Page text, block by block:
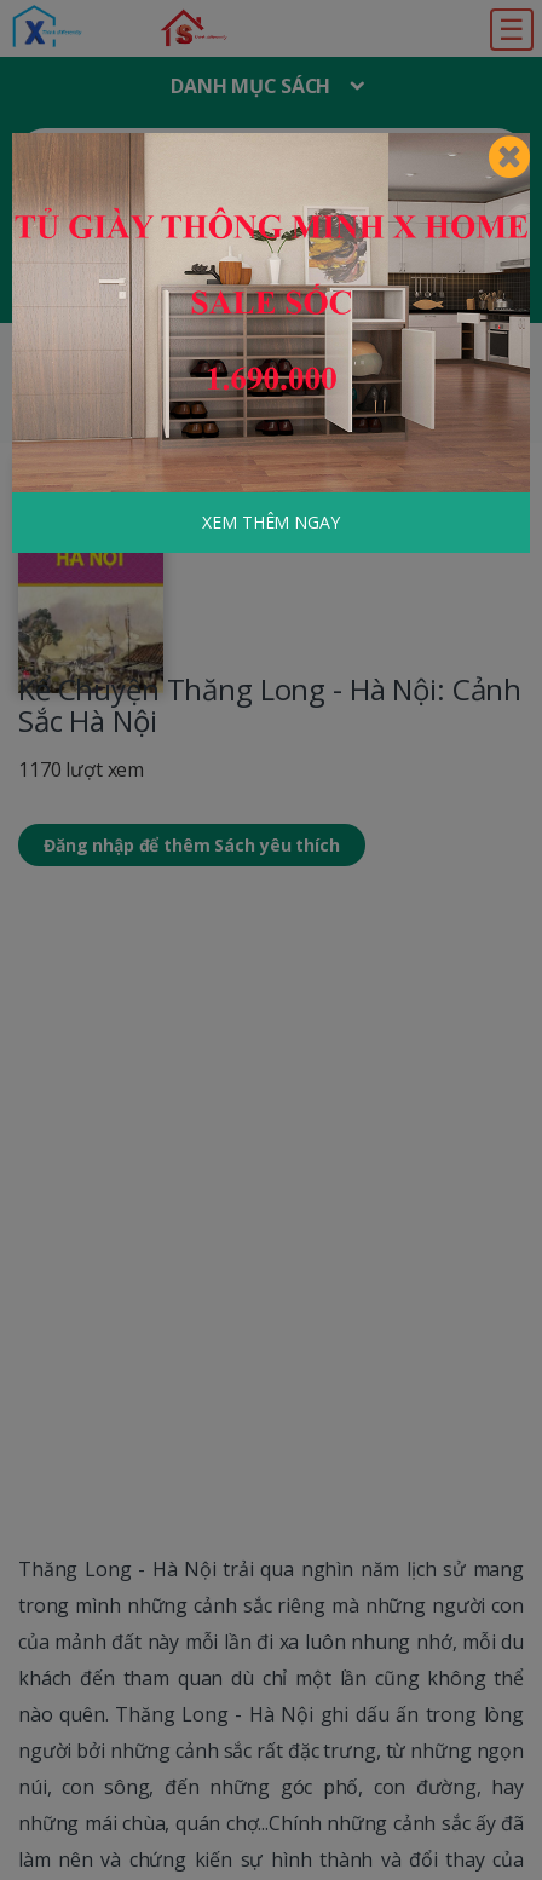
☰
DANH MỤC SÁCH
T
M
I
M
Đăng ký Đăng nhập
HOME Văn Hóa - Tôn Giáo
Kể Chuyện
Thăng Long - Hà Nội: Cảnh Sắc Hà Nội
Kể Chuyện Thăng Long - Hà Nội: Cảnh
Sắc Hà Nội
1170 lượt xem
Đăng nhập để thêm Sách yêu thích
Thăng Long - Hà Nội trải qua nghìn năm lịch sử mang
trong mình những cảnh sắc riêng mà những người con
của mảnh đất này mỗi lần đi xa luôn nhung nhớ, mỗi du
khách đến tham quan dù chỉ một lần cũng không thể
nào quên. Thăng Long - Hà Nội ghi dấu ấn trong lòng
người bởi những cảnh sắc rất đặc trưng, từ những ngọn
núi, con sông, đến những góc phố, con đường, hay
những mái chùa, quán chợ...Chính những cảnh sắc ấy đã
làm nên và chứng kiến sự hình thành và đổi thay của
XEM THÊM NGAY